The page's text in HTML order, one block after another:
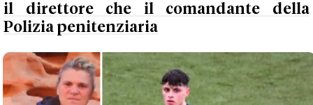
il direttore che il comandante della
Polizia penitenziaria